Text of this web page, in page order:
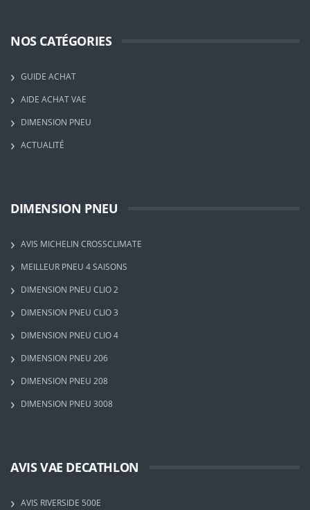
NOS CATÉGORIES
GUIDE ACHAT
AIDE ACHAT VAE
DIMENSION PNEU
ACTUALITÉ
DIMENSION PNEU
AVIS MICHELIN CROSSCLIMATE
MEILLEUR PNEU 4 SAISONS
DIMENSION PNEU CLIO 2
DIMENSION PNEU CLIO 3
DIMENSION PNEU CLIO 4
DIMENSION PNEU 206
DIMENSION PNEU 208
DIMENSION PNEU 3008
AVIS VAE DECATHLON
AVIS RIVERSIDE 500E